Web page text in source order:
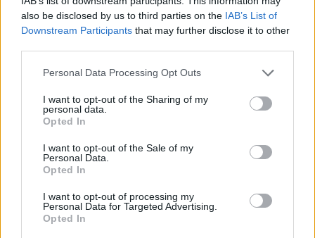
also be disclosed by us to third parties on the IAB’s List of
Downstream Participants that may further disclose it to other
Please note that this website/app uses one or more Google
not limited to your visit or usage behaviour. You may click to
grant or deny consent to Google and its third-party tags to
use your data for below specified purposes in below Google
consent section.
Personal Data Processing Opt Outs
I want to opt-out of the Sharing of my
personal data.
Opted In
I want to opt-out of the Sale of my
Personal Data.
Opted In
I want to opt-out of processing my
Personal Data for Targeted Advertising.
Opted In